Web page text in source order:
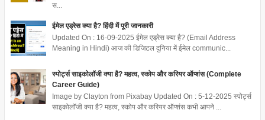
स...
ईमेल एड्रेस क्या है? हिंदी में पूरी जानकारी
Updated On : 16-09-2025 ईमेल एड्रेस क्या है? (Email Address
Meaning in Hindi) आज की डिजिटल दुनिया में ईमेल communic...
स्पोर्ट्स साइकोलॉजी क्या है? महत्व, स्कोप और करियर ऑप्शंस (Complete
Career Guide)
Image by Clayton from Pixabay Updated On : 5-12-2025 स्पोर्ट्स
साइकोलॉजी क्या है? महत्व, स्कोप और करियर ऑप्शंस कभी आपने ...